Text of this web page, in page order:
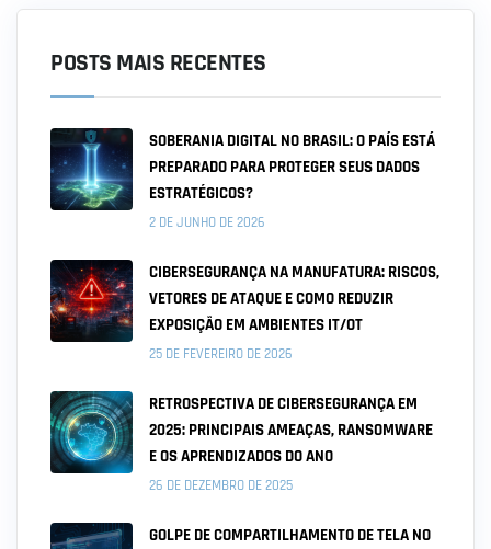
POSTS MAIS RECENTES
SOBERANIA DIGITAL NO BRASIL: O PAÍS ESTÁ
PREPARADO PARA PROTEGER SEUS DADOS
ESTRATÉGICOS?
2 DE JUNHO DE 2026
CIBERSEGURANÇA NA MANUFATURA: RISCOS,
VETORES DE ATAQUE E COMO REDUZIR
EXPOSIÇÃO EM AMBIENTES IT/OT
25 DE FEVEREIRO DE 2026
RETROSPECTIVA DE CIBERSEGURANÇA EM
2025: PRINCIPAIS AMEAÇAS, RANSOMWARE
E OS APRENDIZADOS DO ANO
26 DE DEZEMBRO DE 2025
GOLPE DE COMPARTILHAMENTO DE TELA NO